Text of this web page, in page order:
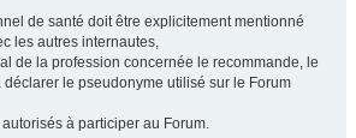
de santé doit être explicitement mentionné
les autres internautes,
de la profession concernée le recommande, le
le pseudonyme utilisé sur le Forum
à participer au Forum.